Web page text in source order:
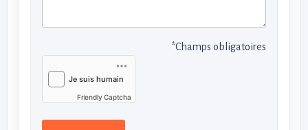
*Champs obligatoires
Friendly Captcha